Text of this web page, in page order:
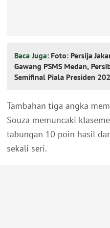
Baca Juga: Foto: Persija
Gawang PSMS Medan,
Semifinal Piala Presiden
Tambahan tiga angka
Souza memuncaki
tabungan 10 poin hasil
sekali seri.